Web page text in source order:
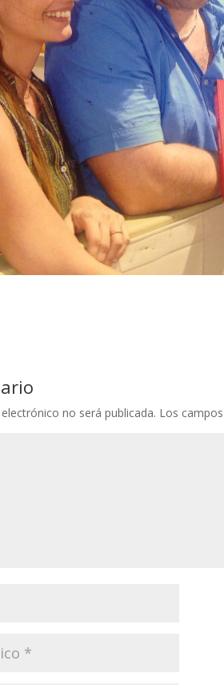
no será publicada. Los